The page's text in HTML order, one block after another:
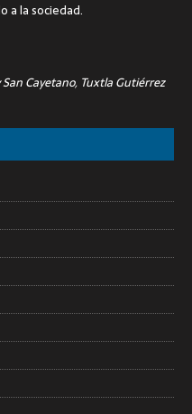
a la sociedad.
Cayetano, Tuxtla Gutiérrez